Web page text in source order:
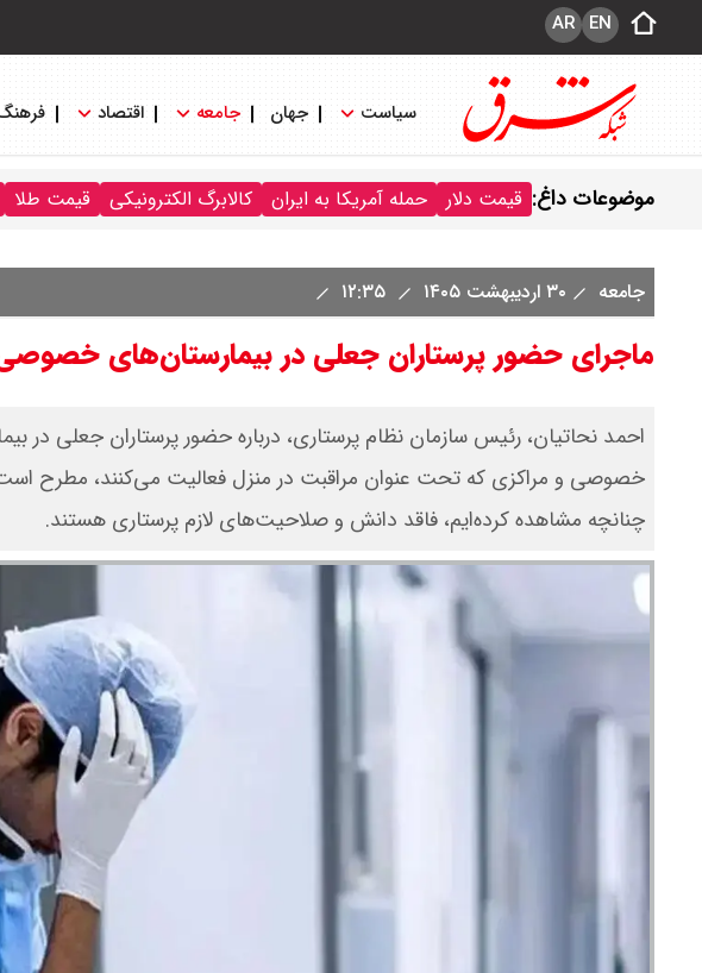
EN
AR
سیاست جهان جامعه اقتصاد
موضوعات داغ: قیمت دلار حمله آمریکا به ایران کالابرگ الکترونیکی قیمت طلا
جامعه ۳۰ اردیبهشت ۱۴۰۵
ماجرای حضور پرستاران جعلی در بیمارستان‌های
احمد نحاتیان، رئیس سازمان نظام پرستاری، درباره حضور پرستاران جعلی در
خصوصی و مراکزی که تحت عنوان مراقبت در منزل فعالیت می‌کنند، مطرح است.
چنانچه مشاهده کرده‌ایم، فاقد دانش و صلاحیت‌های لازم پرستاری هستند.